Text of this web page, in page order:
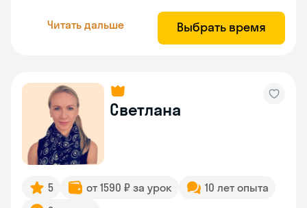
Читать дальше Выбрать время
Светлана
5 от 1590 ₽ за урок
10 лет опыта